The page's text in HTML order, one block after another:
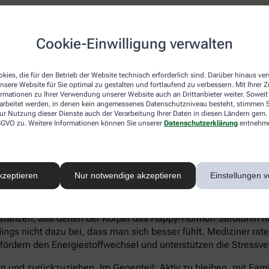
Cookie-Einwilligung verwalten
die für den Betrieb der Website technisch erforderlich sind. Darüber hinaus
Website für Sie optimal zu gestalten und fortlaufend zu verbessern. Mit Ihrer
zu Ihrer Verwendung unserer Website auch an Drittanbieter weiter. Soweit
werden, in denen kein angemessenes Datenschutzniveau besteht, stimmen
Nutzung dieser Dienste auch der Verarbeitung Ihrer Daten in diesen Ländern
zu. Weitere Informationen können Sie unserer Datenschutzerklärung
Nur notwendige akzeptieren Einstellungen
eher Ein- und Durchschlafstörungen anstatt eines
Heißhungerattacken. Ein Anzeichen für eine
sich zu kaum etwas aufraffen und sind permanent
sind typisch.
– auch wenn ein Angehöriger betroffen ist – sollte man
Deutsche Depressionshilfe auf:
Süßkram sind. Schokolade macht tatsächlich glücklich.
aus denen der Körper das Happy-Hormon Serotonin
nicht dazu bei, dass man sich besser fühlt. Mediziner
den Energiestoffwechsel und unterstützen die